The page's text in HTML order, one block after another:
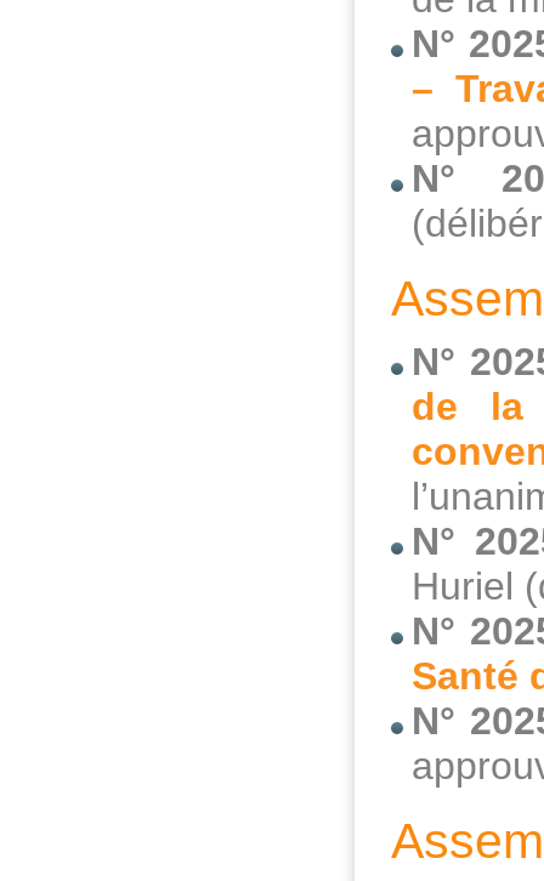
N°
–
N°
N°
de la
N°
Huriel
N°
Santé
N°